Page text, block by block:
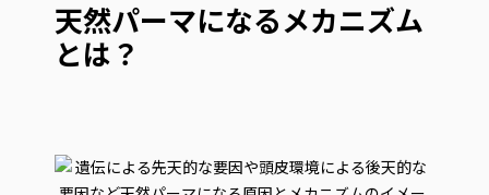
天然パーマになるメカニズム
とは？